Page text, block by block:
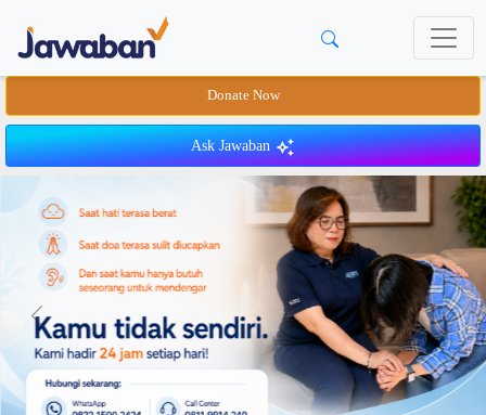
Donate Now
Ask Jawaban
Previous Next